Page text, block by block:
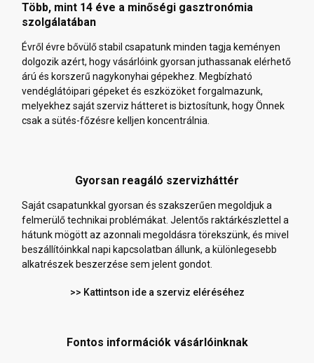
Több, mint 14 éve a minőségi gasztronómia
szolgálatában
Évről évre bővülő stabil csapatunk minden tagja keményen
dolgozik azért, hogy vásárlóink gyorsan juthassanak elérhető
árú és korszerű nagykonyhai gépekhez. Megbízható
vendéglátóipari gépeket és eszközöket forgalmazunk,
melyekhez saját szerviz hátteret is biztosítunk, hogy Önnek
csak a sütés-főzésre kelljen koncentrálnia.
Gyorsan reagáló szervizháttér
Saját csapatunkkal gyorsan és szakszerűen megoldjuk a
felmerülő technikai problémákat. Jelentős raktárkészlettel a
hátunk mögött az azonnali megoldásra törekszünk, és mivel
beszállítóinkkal napi kapcsolatban állunk, a különlegesebb
alkatrészek beszerzése sem jelent gondot.
>> Kattintson ide a szerviz eléréséhez
Fontos információk vásárlóinknak